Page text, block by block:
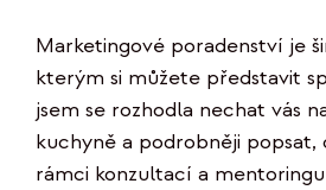
Marketingové poradenství je
kterým si můžete představit
jsem se rozhodla nechat vás
kuchyně a podrobněji popsat,
rámci konzultací a